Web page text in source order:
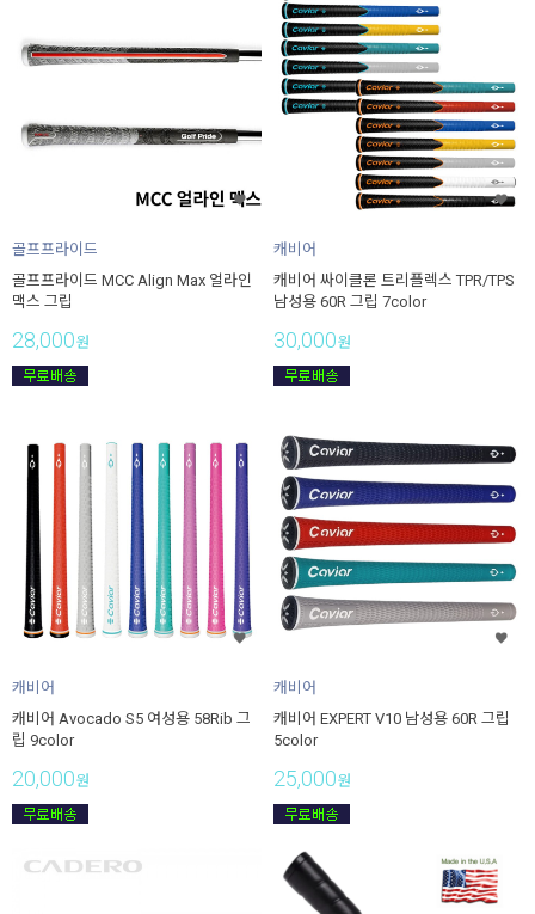
골프프라이드
골프프라이드 MCC Align Max 얼라인
맥스 그립
28,000원
캐비어
캐비어 싸이클론 트리플렉스 TPR/TPS
남성용 60R 그립 7color
30,000원
캐비어
캐비어 Avocado S5 여성용 58Rib 그
립 9color
20,000원
캐비어
캐비어 EXPERT V10 남성용 60R 그립
5color
25,000원